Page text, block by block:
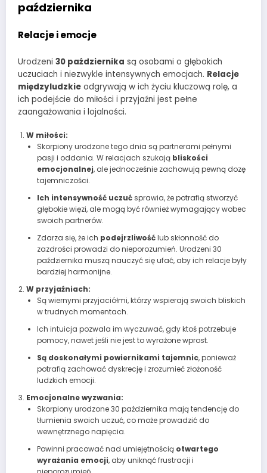
października
Relacje i emocje
Urodzeni 30 października są osobami o głębokich
uczuciach i niezwykle intensywnych emocjach. Relacje
międzyludzkie odgrywają w ich życiu kluczową rolę, a
ich podejście do miłości i przyjaźni jest pełne
zaangażowania i lojalności.
W miłości:
Skorpiony urodzone tego dnia są partnerami pełnymi
pasji i oddania. W relacjach szukają bliskości
emocjonalnej, ale jednocześnie zachowują pewną dozę
tajemniczości.
Ich intensywność uczućsprawia, że potrafią stworzyć
głębokie więzi, ale mogą być również wymagający wobec
swoich partnerów.
Zdarza się, że ich podejrzliwośćlub skłonność do
zazdrości prowadzi do nieporozumień. Urodzeni 30
października muszą nauczyć się ufać, aby ich relacje były
bardziej harmonijne.
W przyjaźniach:
Są wiernymi przyjaciółmi, którzy wspierają swoich bliskich
w trudnych momentach.
Ich intuicja pozwala im wyczuwać, gdy ktoś potrzebuje
pomocy, nawet jeśli nie jest to wyrażone wprost.
Są doskonałymi powiernikami tajemnic, ponieważ
potrafią zachować dyskrecję i zrozumieć złożoność
ludzkich emocji.
Emocjonalne wyzwania:
Skorpiony urodzone 30 października mają tendencję do
tłumienia swoich uczuć, co może prowadzić do
wewnętrznego napięcia.
Powinni pracować nad umiejętnością otwartego
wyrażania emocji, aby uniknąć frustracji i